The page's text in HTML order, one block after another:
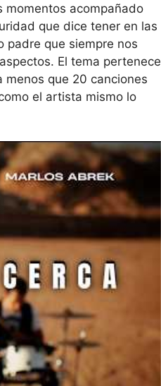
momentos acompañado
que dice tener en las
padre que siempre nos
El tema pertenece
menos que 20 canciones
el artista mismo lo